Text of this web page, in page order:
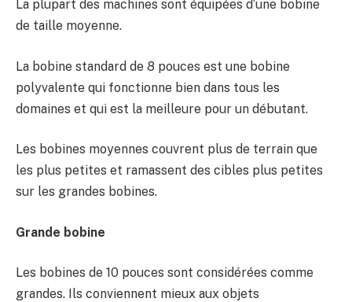
La plupart des machines sont équipées d’une bobine
de taille moyenne.
La bobine standard de 8 pouces est une bobine
polyvalente qui fonctionne bien dans tous les
domaines et qui est la meilleure pour un débutant.
Les bobines moyennes couvrent plus de terrain que
les plus petites et ramassent des cibles plus petites
sur les grandes bobines.
Grande bobine
Les bobines de 10 pouces sont considérées comme
grandes. Ils conviennent mieux aux objets